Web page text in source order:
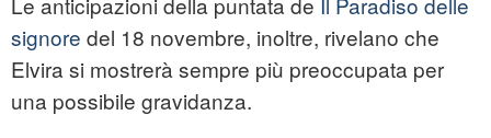
signore del 18 novembre, inoltre, rivelano che
Elvira si mostrerà sempre più preoccupata per
una possibile gravidanza.